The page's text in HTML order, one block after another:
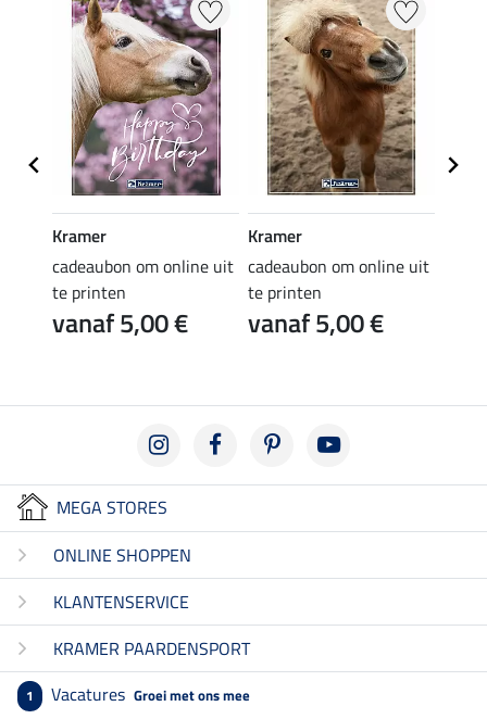
Kramer
cadeaubon om online uit
te printen
vanaf 5,00 €
Kramer
cadeaubon om online uit
te printen
vanaf 5,00 €
MEGA STORES
ONLINE SHOPPEN
KLANTENSERVICE
KRAMER PAARDENSPORT
1 Vacatures Groei met ons mee